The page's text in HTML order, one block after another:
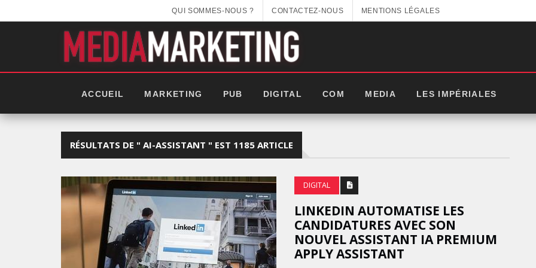
QUI SOMMES-NOUS ? CONTACTEZ-NOUS MENTIONS LÉGALES
ACCUEIL MARKETING PUB DIGITAL COM MEDIA LES IMPÉRIALES
RÉSULTATS DE " AI-ASSISTANT " EST 1185 ARTICLE
DIGITAL
LINKEDIN AUTOMATISE LES
CANDIDATURES AVEC SON
NOUVEL ASSISTANT IA PREMIUM
APPLY ASSISTANT
GITEX AFRICA : LES NOUVELLES